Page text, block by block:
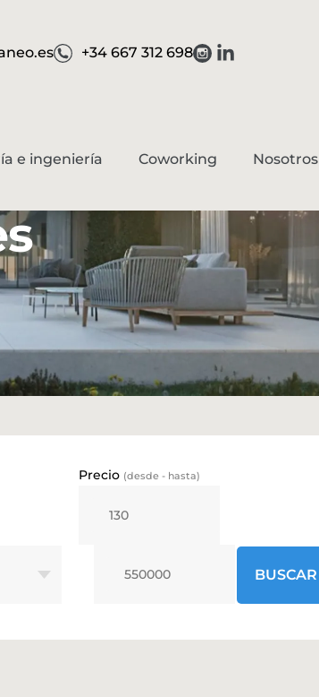
+34 667 312 698
ir a instagram
e ingeniería Coworking Nosotros
Precio (desde - hasta)
Valor máximo numérico
BUSCAR